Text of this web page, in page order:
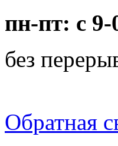
пн-пт: с 9-
без
Обратная